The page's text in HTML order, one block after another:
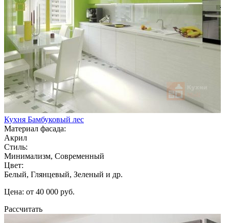
Кухня Бамбуковый лес
Материал фасада:
Акрил
Стиль:
Минимализм, Современный
Цвет:
Белый, Глянцевый, Зеленый и др.
Цена: от 40 000 руб.
Рассчитать